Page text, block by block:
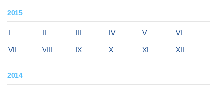
2015
I II III IV V VI
VII VIII IX X XI XII
2014